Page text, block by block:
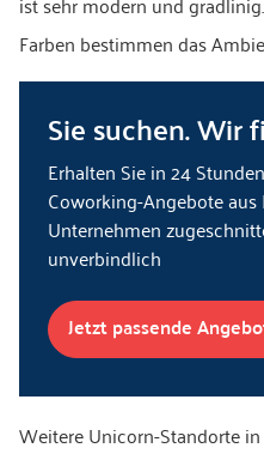
Farben bestimmen das
Sie suchen. Wir
Erhalten Sie in 24
Coworking-Angebote
Unternehmen
unverbindlich
Jetzt passende
Weitere Unicorn-Standorte